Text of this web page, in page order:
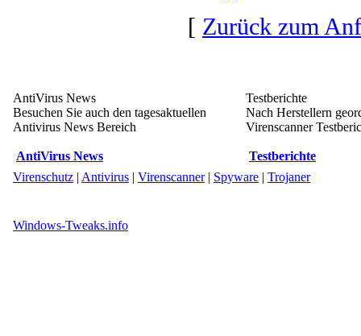
[ Zurück zum
AntiVirus News
Besuchen Sie auch den tagesaktuellen
Antivirus News Bereich
AntiVirus News
Testberichte
Nach Herstellern
Virenscanner
Testberichte
Virenschutz | Antivirus | Virenscanner| Spyware | Trojaner
Windows-Tweaks.info